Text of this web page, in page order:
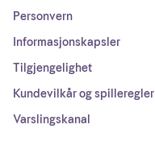
Personvern
Informasjonskapsler
Tilgjengelighet
Kundevilkår og spilleregler
Varslingskanal